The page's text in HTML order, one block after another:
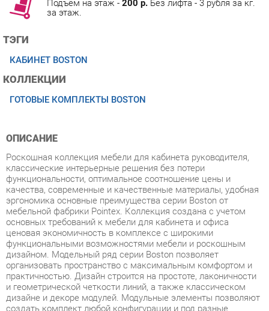
ТЭГИ
ОПИСАНИЕ
классические интерьерные решения без потери
функциональности, оптимальное соотношение цены и
качества, современные и качественные материалы, удобная
эргономика основные преимущества серии Boston от
мебельной фабрики Pointex. Коллекция создана с учетом
основных требований к мебели для кабинета и офиса
ценовая экономичность в комплексе с широкими
функциональными возможностями мебели и роскошным
дизайном. Модельный ряд серии Boston позволяет
организовать пространство с максимальным комфортом и
практичностью. Дизайн строится на простоте, лаконичности
и геометрической четкости линий, а также классическом
дизайне и декоре модулей. Модульные элементы позволяют
создать комплект любой конфигурации и под разные
размеры помещения. Мебель этой серии
многофункциональна, эргономична, удобна, проста и
долговечна в процессе эксплуатации покрытие материалов